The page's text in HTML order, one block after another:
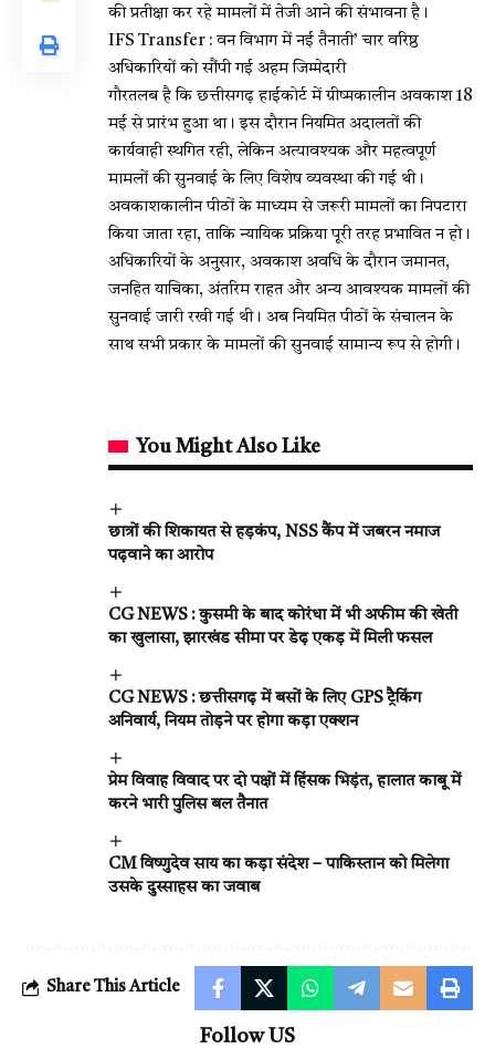
की प्रतीक्षा कर रहे मामलों में तेजी आने की संभावना है।
IFS Transfer : वन विभाग में नई तैनाती’ चार वरिष्ठ
अधिकारियों को सौंपी गई अहम जिम्मेदारी
गौरतलब है कि छत्तीसगढ़ हाईकोर्ट में ग्रीष्मकालीन अवकाश 18
मई से प्रारंभ हुआ था। इस दौरान नियमित अदालतों की
कार्यवाही स्थगित रही, लेकिन अत्यावश्यक और महत्वपूर्ण
मामलों की सुनवाई के लिए विशेष व्यवस्था की गई थी।
अवकाशकालीन पीठों के माध्यम से जरूरी मामलों का निपटारा
किया जाता रहा, ताकि न्यायिक प्रक्रिया पूरी तरह प्रभावित न हो।
अधिकारियों के अनुसार, अवकाश अवधि के दौरान जमानत,
जनहित याचिका, अंतरिम राहत और अन्य आवश्यक मामलों की
सुनवाई जारी रखी गई थी। अब नियमित पीठों के संचालन के
साथ सभी प्रकार के मामलों की सुनवाई सामान्य रूप से होगी।
You Might Also Like
छात्रों की शिकायत से हड़कंप, NSS कैंप में जबरन नमाज
पढ़वाने का आरोप
CG NEWS : कुसमी के बाद कोरंधा में भी अफीम की खेती
का खुलासा, झारखंड सीमा पर डेढ़ एकड़ में मिली फसल
CG NEWS : छत्तीसगढ़ में बसों के लिए GPS ट्रैकिंग
अनिवार्य, नियम तोड़ने पर होगा कड़ा एक्शन
प्रेम विवाह विवाद पर दो पक्षों में हिंसक भिड़ंत, हालात काबू में
करने भारी पुलिस बल तैनात
CM विष्णुदेव साय का कड़ा संदेश – पाकिस्तान को मिलेगा
उसके दुस्साहस का जवाब
Share This Article
Follow US